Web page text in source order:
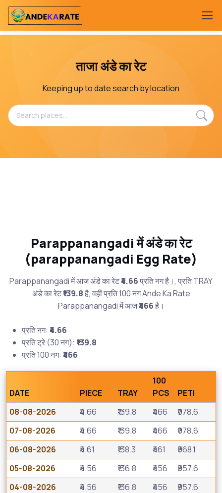
ताजा अंडे का रेट
Keeping up to date search by location
Parappanangadi में अंडे का रेट
(parappanangadi Egg Rate)
Parappanangadi में आज अंडे का रेट₹4.66प्रति नग है।, प्रति TRAY
अंडे का रेट₹139.8है, वहीं प्रति 100 नग Ande Ka Rate
Parappanangadi में आज₹466है।
प्रति नग: ₹4.66
प्रति ट्रे (30 नग): ₹139.8
प्रति 100 नग: ₹466
DATE PIECE TRAY
100
PCS
PETI
08-08-2026
₹4.66 ₹139.8 ₹466
₹978.6
07-08-2026
₹4.66 ₹139.8 ₹466
₹978.6
06-08-2026
₹4.61 ₹138.3 ₹461
₹968.1
05-08-2026
₹4.56 ₹136.8 ₹456
₹957.6
04-08-2026
₹4.56 ₹136.8 ₹456
₹957.6